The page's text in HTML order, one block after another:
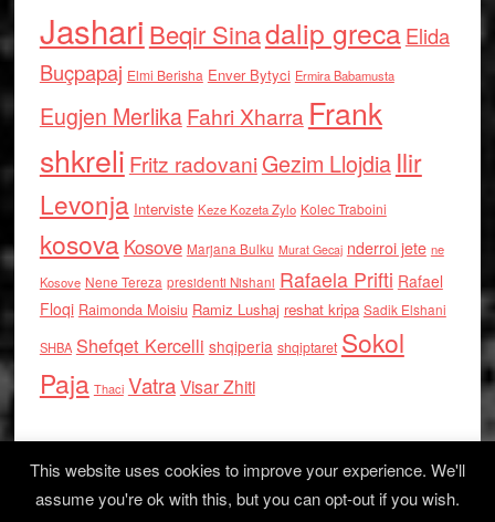
Jashari Beqir Sinadalip grecaElida
Buçpapaj Elmi Berisha Enver Bytyci Ermira Babamusta
Eugjen MerlikaFahri Xharra Frank
shkreli Fritz radovaniGezim Llojdia Ilir
Levonja Interviste Keze Kozeta Zylo Kolec Traboini
kosova Kosove Marjana Bulku Murat Gecaj nderroi jete ne
Kosove Nene Tereza presidenti Nishani Rafaela Prifti Rafael
Floqi Raimonda Moisiu Ramiz Lushaj reshat kripa Sadik Elshani
SHBA Shefqet Kercelli shqiperia shqiptaret Sokol
Paja Thaci VatraVisar Zhiti
This website uses cookies to improve your experience. We'll
assume you're ok with this, but you can opt-out if you wish.